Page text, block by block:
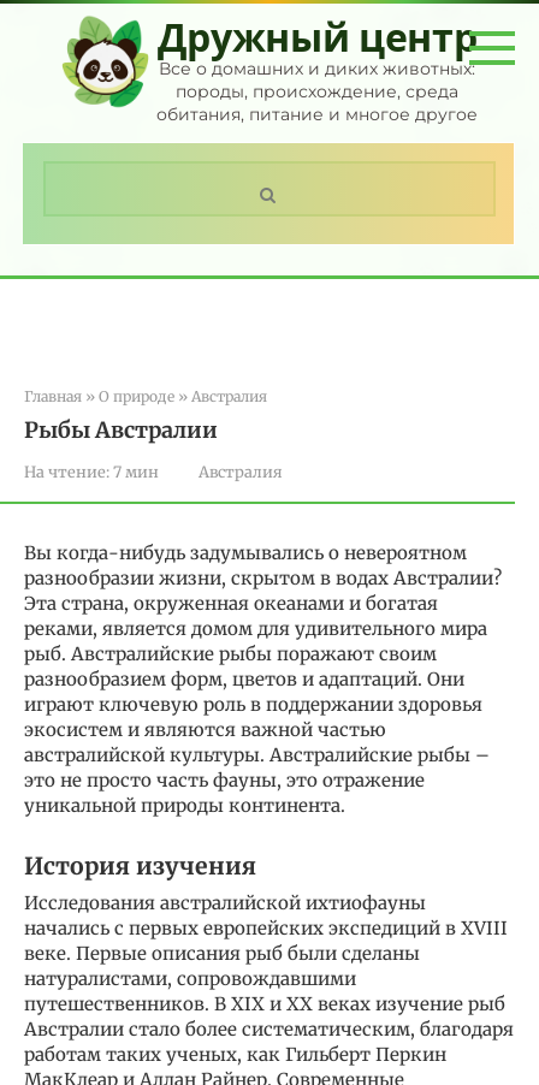
Перейти
контенту
Дружный центр
Все о домашних и диких животных:
породы, происхождение, среда
обитания, питание и многое другое
Главная » О природе » Австралия
Рыбы Австралии
На чтение:7 мин Австралия
Вы когда-нибудь задумывались о невероятном
разнообразии жизни, скрытом в водах Австралии?
Эта страна, окруженная океанами и богатая
реками, является домом для удивительного мира
рыб. Австралийские рыбы поражают своим
разнообразием форм, цветов и адаптаций. Они
играют ключевую роль в поддержании здоровья
экосистем и являются важной частью
австралийской культуры. Австралийские рыбы –
это не просто часть фауны, это отражение
уникальной природы континента.
История изучения
Исследования австралийской ихтиофауны
начались с первых европейских экспедиций в XVIII
веке. Первые описания рыб были сделаны
натуралистами, сопровождавшими
путешественников. В XIX и XX веках изучение рыб
Австралии стало более систематическим, благодаря
работам таких ученых, как Гильберт Перкин
МакКлеар и Аллан Райнер. Современные